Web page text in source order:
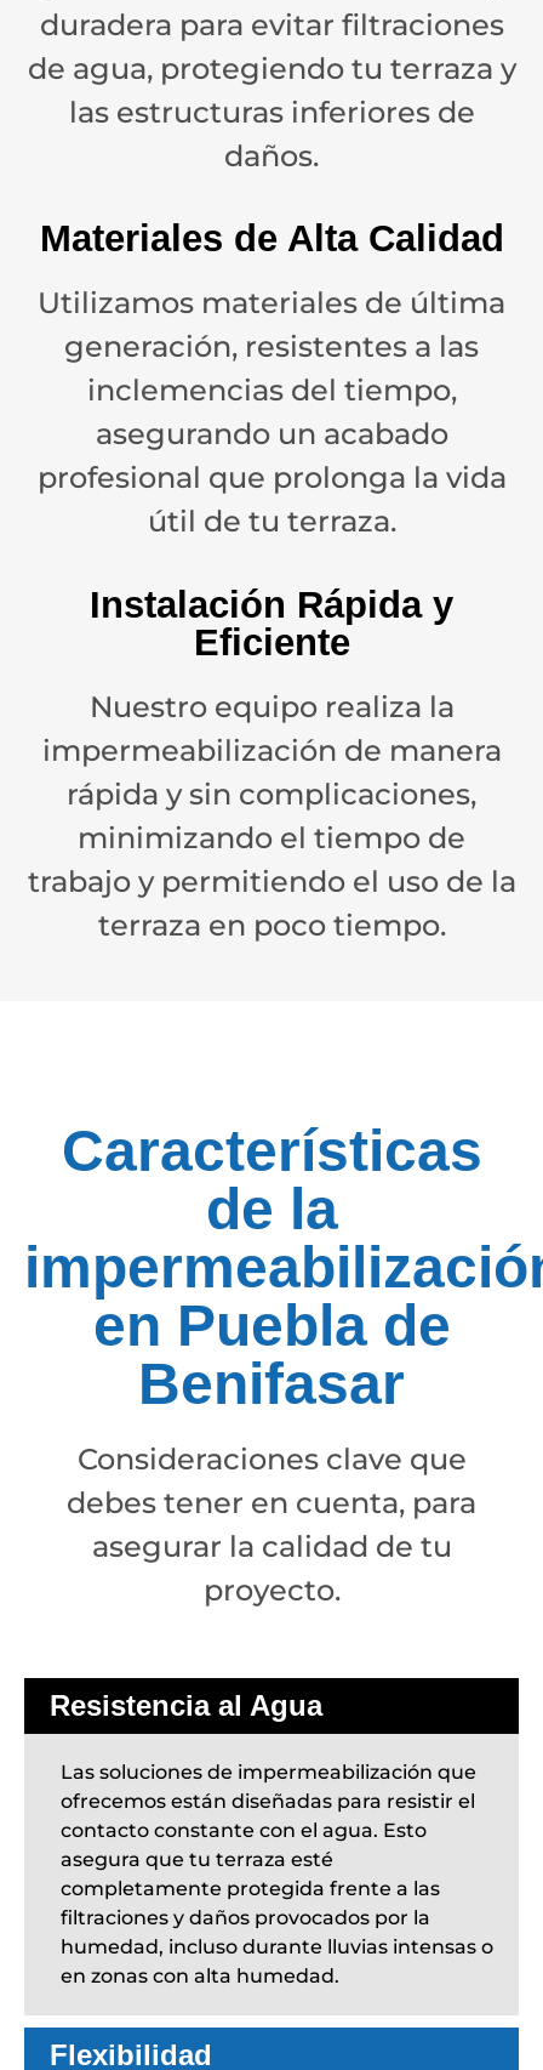
duradera para evitar filtraciones
de agua, protegiendo tu terraza y
las estructuras inferiores de
daños.
Materiales de Alta Calidad
Utilizamos materiales de última
generación, resistentes a las
inclemencias del tiempo,
asegurando un acabado
profesional que prolonga la vida
útil de tu terraza.
Instalación Rápida y
Eficiente
Nuestro equipo realiza la
impermeabilización de manera
rápida y sin complicaciones,
minimizando el tiempo de
trabajo y permitiendo el uso de la
terraza en poco tiempo.
Características
de la
en Puebla de
Benifasar
Consideraciones clave que
debes tener en cuenta, para
asegurar la calidad de tu
proyecto.
Resistencia al Agua
Las soluciones de impermeabilización que
ofrecemos están diseñadas para resistir el
contacto constante con el agua. Esto
asegura que tu terraza esté
completamente protegida frente a las
filtraciones y daños provocados por la
humedad, incluso durante lluvias intensas o
en zonas con alta humedad.
Flexibilidad